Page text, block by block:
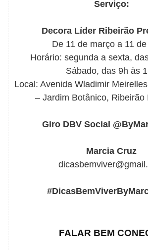
Serviço:
Decora Líder Ribeirão
De 11 de março a 11
Horário: segunda a sexta,
Sábado, das 9h às
Local: Avenida Wladimir
– Jardim Botânico, Ribeirão
Giro DBV Social
Marcia Cruz
FALAR BEM